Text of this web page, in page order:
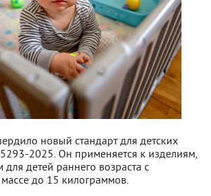
новый стандарт для детских
2025. Он применяется к изделиям,
детей раннего возраста с
до 15 килограммов.